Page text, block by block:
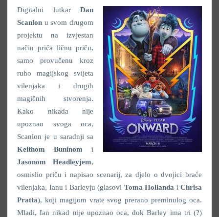
Digitalni lutkar Dan
Scanlon u svom drugom
projektu na izvjestan
način priča ličnu priču,
samo provučenu kroz
ruho magijskog svijeta
vilenjaka i drugih
magičnih stvorenja.
Kako nikada nije
upoznao svoga oca,
Scanlon je u saradnji sa
Keithom Buninom i
Jasonom Headleyjem,
osmislio priču i napisao scenarij, za djelo o dvojici braće
vilenjaka, Ianu i Barleyju (glasovi Toma Hollanda i Chrisa
Pratta), koji magijom vrate svog prerano preminulog oca.
Mlađi, Ian nikad nije upoznao oca, dok Barley ima tri (?)